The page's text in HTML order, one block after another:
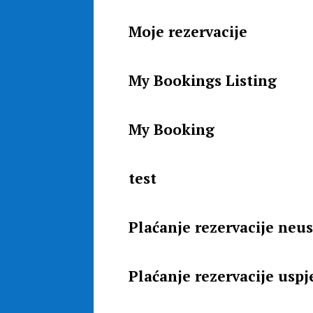
Moje rezervacije
My Bookings Listing
My Booking
test
Plaćanje rezervacije
Plaćanje rezervacije